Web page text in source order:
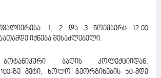
1, 2 და 3 ნოემბერს 12:00
იქნება შესაძლებელი.
ბაღის კოლექციიდან,
100-ზე მეტი, ხოლო გეორგინების 50-მდე